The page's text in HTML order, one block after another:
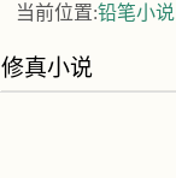
当前位置:铅笔小说
修真小说